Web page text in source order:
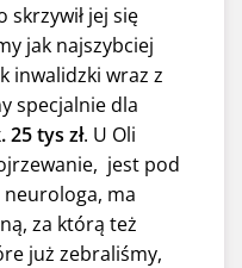
jej się
jak najszybciej
inwalidzki wraz z
specjalnie dla
tys zł. U Oli
jest pod
neurologa, ma
za którą też
już zebraliśmy,